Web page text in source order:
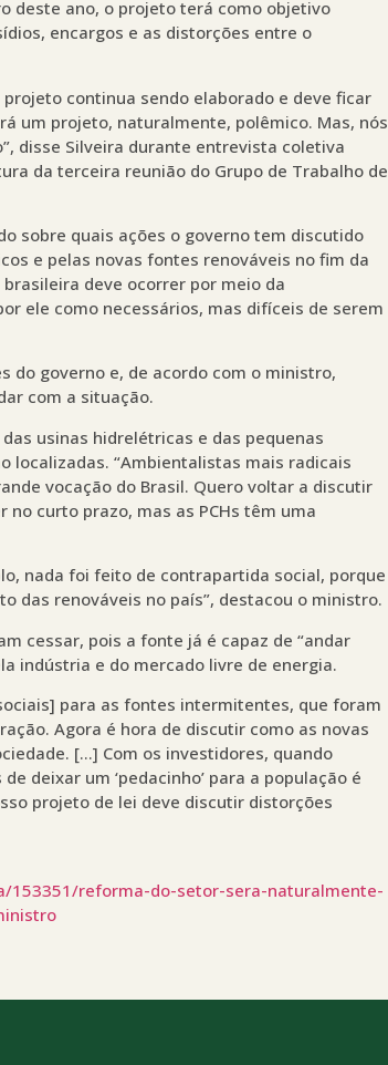
deste ano, o projeto terá como objetivo
encargos e as distorções entre o
continua sendo elaborado e deve ficar
um projeto, naturalmente, polêmico. Mas, nós
disse Silveira durante entrevista coletiva
da terceira reunião do Grupo de Trabalho de
sobre quais ações o governo tem discutido
e pelas novas fontes renováveis no fim da
deve ocorrer por meio da
ele como necessários, mas difíceis de serem
do governo e, de acordo com o ministro,
com a situação.
usinas hidrelétricas e das pequenas
localizadas. “Ambientalistas mais radicais
vocação do Brasil. Quero voltar a discutir
curto prazo, mas as PCHs têm uma
nada foi feito de contrapartida social, porque
das renováveis no país”, destacou o ministro.
cessar, pois a fonte já é capaz de “andar
indústria e do mercado livre de energia.
para as fontes intermitentes, que foram
Agora é hora de discutir como as novas
[…] Com os investidores, quando
deixar um ‘pedacinho’ para a população é
projeto de lei deve discutir distorções
reforma-do-setor-sera-naturalmente-